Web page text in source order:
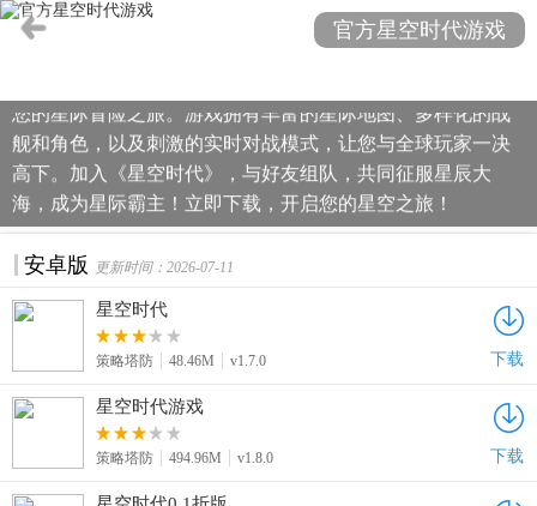
《星空时代》是一款集策略对决与娱乐于一体的游戏，让您
您的星际冒险之旅。游戏拥有丰富的星际地图、多样化的战
舰和角色，以及刺激的实时对战模式，让您与全球玩家一决
高下。加入《星空时代》，与好友组队，共同征服星辰大
海，成为星际霸主！立即下载，开启您的星空之旅！
官方星空时代游戏
安卓版 更新时间：2026-07-11
星空时代
策略塔防 48.46M v1.7.0 下载
星空时代游戏
策略塔防 494.96M v1.8.0 下载